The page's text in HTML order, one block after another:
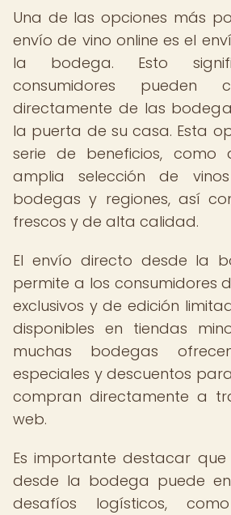
Una de las opciones más
envío de vino online es el
la bodega. Esto
consumidores pueden
directamente de las
la puerta de su casa. Esta
serie de beneficios, como
amplia selección de
bodegas y regiones, así
frescos y de alta calidad.
El envío directo desde la
permite a los consumidores
exclusivos y de edición
disponibles en tiendas
muchas bodegas
especiales y descuentos
compran directamente a
web.
Es importante destacar
desde la bodega puede
desafíos logísticos,